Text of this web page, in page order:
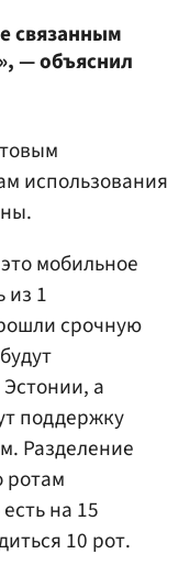
связанным
— объяснил
использования
мобильное
из 1
срочную
а
поддержку
Разделение
ротам
на 15
10 рот.